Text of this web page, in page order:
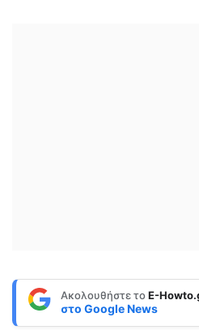
Ακολουθήστε τοE-
στο Google News